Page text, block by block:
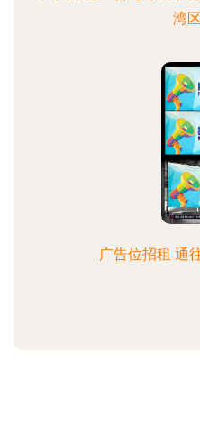
湾
广告位招租 通